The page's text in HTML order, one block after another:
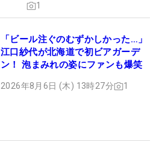
1
「ビール注ぐのむずかしかった…」
江口紗代が北海道で初ビアガーデ
ン！ 泡まみれの姿にファンも爆笑
2026年8月6日 (木) 13時27分 1